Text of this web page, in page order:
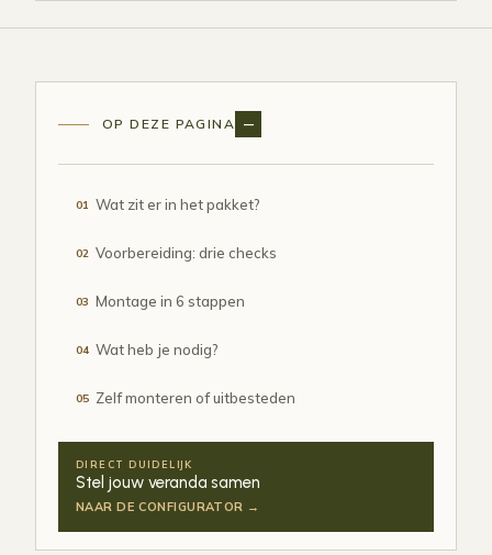
OP DEZE PAGINA
01 Wat zit er in het pakket?
02 Voorbereiding: drie checks
03 Montage in 6 stappen
04 Wat heb je nodig?
05 Zelf monteren of uitbesteden
DIRECT DUIDELIJK
Stel jouw veranda samen
NAAR DE CONFIGURATOR →